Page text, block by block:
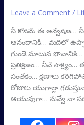
Leave a Comment /
నీ కోసమే ఈ అన్వేషణ…
ఆనందానికి… మదిలో
గుండె మాటున భావానికి…
ప్రతిక్షణం… నీవే
సంతకం… క్షణాలు
రోజులు యుగాల్లా
ఆయువుగా… నువ్వే నా